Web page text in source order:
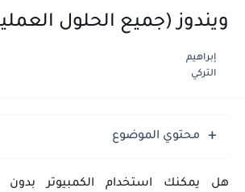
ويندوز (جميع الحلول
إبراهيم
التركي
محتوي الموضوع
هل يمكنك استخدام الكمبيوتر بدون